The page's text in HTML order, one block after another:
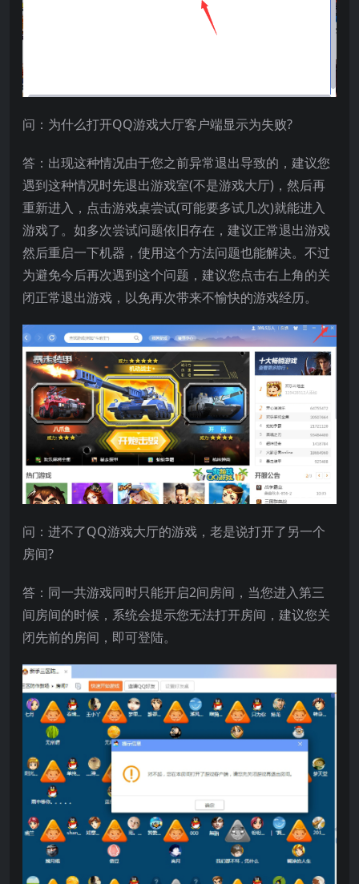
问：为什么打开QQ游戏大厅客户端显示为失败?
答：出现这种情况由于您之前异常退出导致的，建议您
遇到这种情况时先退出游戏室(不是游戏大厅)，然后再
重新进入，点击游戏桌尝试(可能要多试几次)就能进入
游戏了。如多次尝试问题依旧存在，建议正常退出游戏
然后重启一下机器，使用这个方法问题也能解决。不过
为避免今后再次遇到这个问题，建议您点击右上角的关
闭正常退出游戏，以免再次带来不愉快的游戏经历。
问：进不了QQ游戏大厅的游戏，老是说打开了另一个
房间?
答：同一共游戏同时只能开启2间房间，当您进入第三
间房间的时候，系统会提示您无法打开房间，建议您关
闭先前的房间，即可登陆。